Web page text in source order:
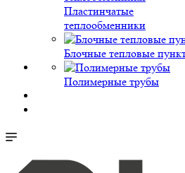
Пластинчатые
теплообменники
Блочные тепловые
Полимерные трубы